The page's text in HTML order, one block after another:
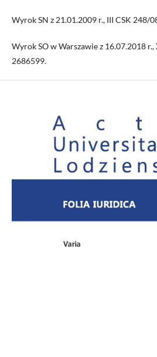
Wyrok SN z 21.01.2009 r., III CSK 248/
Wyrok SO w Warszawie z 16.07.2018
2686599.